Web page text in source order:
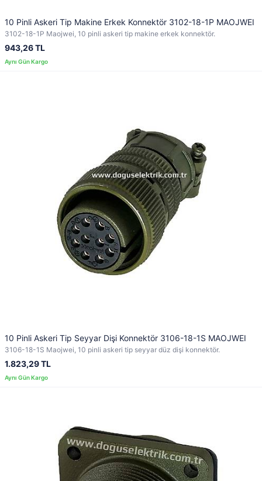
10 Pinli Askeri Tip Makine Erkek Konnektör 3102-18-1P MAOJWEI
3102-18-1P Maojwei, 10 pinli askeri tip makine erkek konnektör.
943,26 TL
10 Pinli Askeri Tip Seyyar Dişi Konnektör 3106-18-1S MAOJWEI
3106-18-1S Maojwei, 10 pinli askeri tip seyyar düz dişi konnektör.
1.823,29 TL